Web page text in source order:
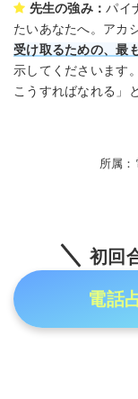
先生の強み：パイ
たいあなたへ。アカ
受け取るための、最
示してくださいます
こうすればなれる」
所属
初回
電話